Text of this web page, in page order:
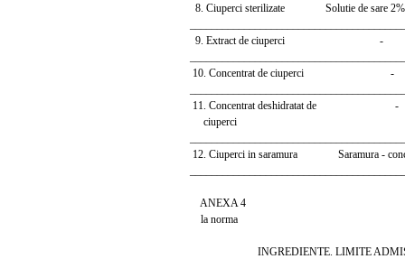
8. Ciuperci sterilizate Solutie de sare 2%
9. Extract de ciuperci -
10. Concentrat de ciuperci -
11. Concentrat deshidratat de -
ciuperci
12. Ciuperci in saramura Saramura -
ANEXA 4
la norma
INGREDIENTE. LIMITE